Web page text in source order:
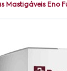
Mastigáveis Eno